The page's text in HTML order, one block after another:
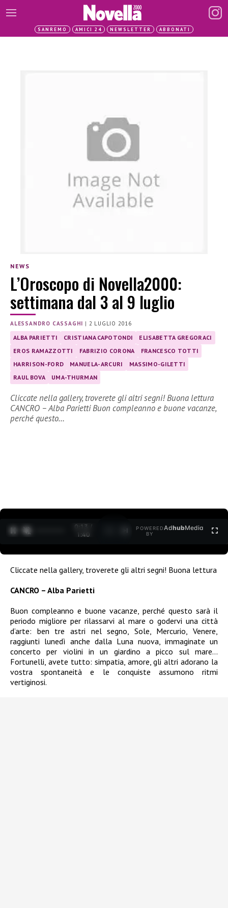
SANREMO AMICI 24 NEWSLETTER ABBONATI
NEWS
L’Oroscopo di Novella2000:
settimana dal 3 al 9 luglio
ALESSANDRO CASSAGHI | 2 LUGLIO 2016
ALBA PARIETTI CRISTIANA CAPOTONDI
ELISABETTA GREGORACI
EROS RAMAZZOTTI
FABRIZIO CORONA
FRANCESCO TOTTI
HARRISON-FORD
MANUELA-ARCURI
MASSIMO-GILETTI
RAUL BOVA
UMA-THURMAN
Cliccate nella gallery, troverete gli altri segni! Buona lettura
CANCRO – Alba Parietti Buon compleanno e buone vacanze,
perché questo…
0:14 /
1:40
POWERED
BY
AdhubMedia
Cliccate nella gallery, troverete gli altri segni! Buona lettura
CANCRO – Alba Parietti
Buon compleanno e buone vacanze, perché questo sarà il
periodo migliore per rilassarvi al mare o godervi una città
d’arte: ben tre astri nel segno, Sole, Mercurio, Venere,
raggiunti lunedì anche dalla Luna nuova, immaginate un
concerto per violini in un giardino a picco sul mare…
Fortunelli, avete tutto: simpatia, amore, gli altri adorano la
vostra spontaneità e le conquiste assumono ritmi
vertiginosi.